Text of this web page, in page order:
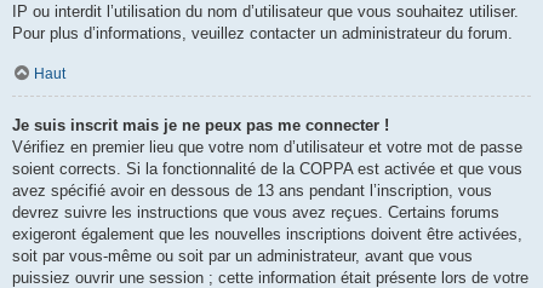
IP ou interdit l’utilisation du nom d’utilisateur que vous souhaitez utiliser.
Pour plus d’informations, veuillez contacter un administrateur du forum.
Haut
Je suis inscrit mais je ne peux pas me connecter !
Vérifiez en premier lieu que votre nom d’utilisateur et votre mot de passe
soient corrects. Si la fonctionnalité de la COPPA est activée et que vous
avez spécifié avoir en dessous de 13 ans pendant l’inscription, vous
devrez suivre les instructions que vous avez reçues. Certains forums
exigeront également que les nouvelles inscriptions doivent être activées,
soit par vous-même ou soit par un administrateur, avant que vous
puissiez ouvrir une session ; cette information était présente lors de votre